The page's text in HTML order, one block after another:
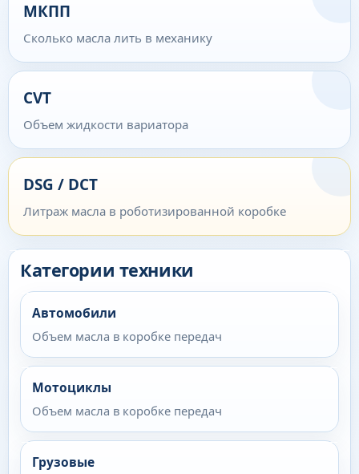
МКПП
Сколько масла лить в механику
CVT
Объем жидкости вариатора
DSG / DCT
Литраж масла в роботизированной коробке
Категории техники
Автомобили
Объем масла в коробке передач
Мотоциклы
Объем масла в коробке передач
Грузовые